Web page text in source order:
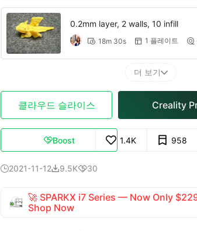
0.2mm layer, 2 walls, 10 infill
 18m 30s  1 플레이트 
더 보기
클라우드 슬라이스 Creality
Boost 1.4K 958
2021-11-129.5K30
🚀 SPARKX i7 Series — Now Only
Shop Now